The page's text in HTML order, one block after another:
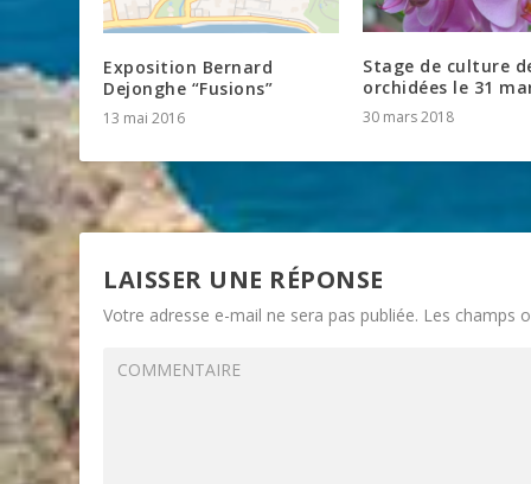
Exposition Bernard
Dejonghe “Fusions”
13 mai 2016
Stage de culture
orchidées le 31
30 mars 2018
LAISSER UNE RÉPONSE
Votre adresse e-mail ne sera pas publiée. Les champs